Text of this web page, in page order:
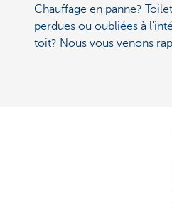
Chauffage en panne?
perdues ou oubliées à
toit? Nous vous venons